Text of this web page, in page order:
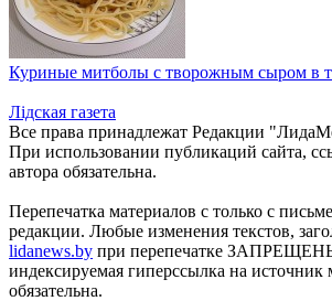
Куриные митболы с творожным сыром в
Лiдская газета
Все права принадлежат Редакции
При использовании публикаций сайта,
автора обязательна.
Перепечатка материалов c только с
редакции. Любые изменения текстов,
lidanews.by при перепечатке
индексируемая гиперссылка на источник
обязательна.